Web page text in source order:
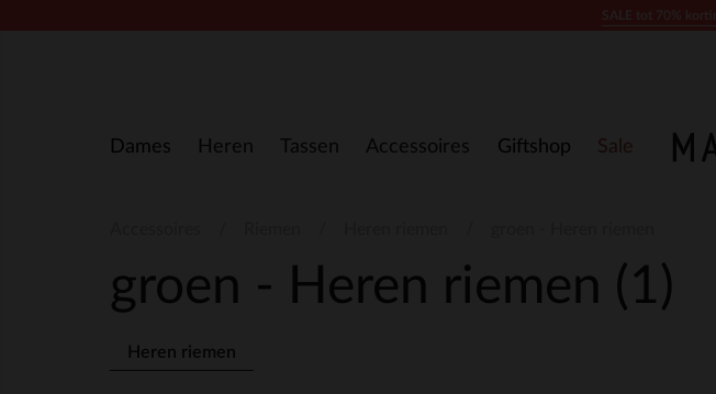
Dames Heren Tassen Accessoires Giftshop Sale
groen - Heren riemen (1)
Heren riemen